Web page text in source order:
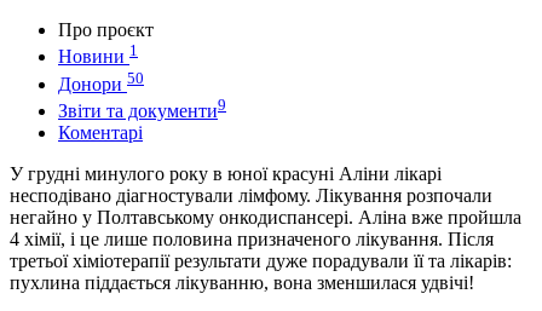
Про проєкт
Новини 1
Донори 50
Звіти та документи9
Коментарі
У грудні минулого року в юної красуні Аліни лікарі
несподівано діагностували лімфому. Лікування розпочали
негайно у Полтавському онкодиспансері. Аліна вже пройшла
4 хімії, і це лише половина призначеного лікування. Після
третьої хіміотерапії результати дуже порадували її та лікарів:
пухлина піддається лікуванню, вона зменшилася удвічі!